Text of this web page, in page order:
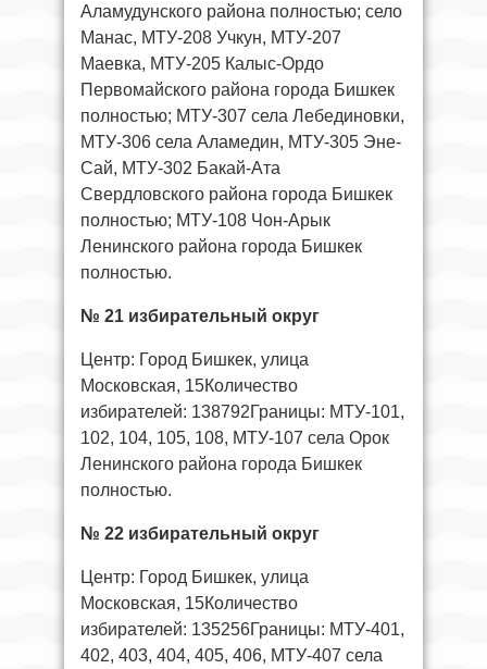
Аламудунского района полностью; село
Манас, МТУ-208 Учкун, МТУ-207
Маевка, МТУ-205 Калыс-Ордо
Первомайского района города Бишкек
полностью; МТУ-307 села Лебединовки,
МТУ-306 села Аламедин, МТУ-305 Эне-
Сай, МТУ-302 Бакай-Ата
Свердловского района города Бишкек
полностью; МТУ-108 Чон-Арык
Ленинского района города Бишкек
полностью.
№ 21 избирательный округ
Центр: Город Бишкек, улица
Московская, 15Количество
избирателей: 138792Границы: МТУ-101,
102, 104, 105, 108, МТУ-107 села Орок
Ленинского района города Бишкек
полностью.
№ 22 избирательный округ
Центр: Город Бишкек, улица
Московская, 15Количество
избирателей: 135256Границы: МТУ-401,
402, 403, 404, 405, 406, МТУ-407 села